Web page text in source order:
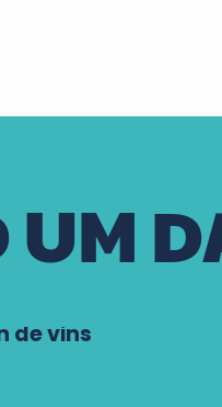
de vins